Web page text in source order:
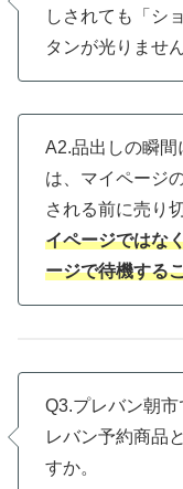
しされても「シ
タンが光りませ
A2.品出しの瞬
は、マイページ
される前に売り
イページではな
ージで待機する
Q3.プレバン朝
レバン予約商品
すか。